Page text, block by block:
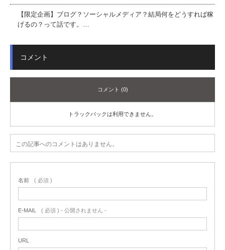
【限定企画】ブログ？ソーシャルメディア？結局何をどうすれば稼
げるの？って話です。…
コメント
コメント (0)
トラックバックは利用できません。
この記事へのコメントはありません。
名前 ( 必須 )
E-MAIL ( 必須 ) - 公開されません -
URL